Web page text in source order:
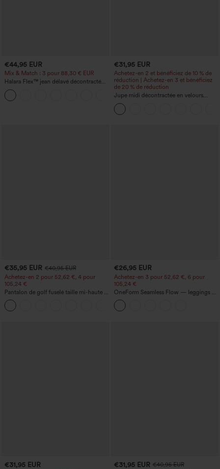
€44,95 EUR
Mix & Match : 3 pour 88,30 € EUR
Halara Flex™ jean délavé décontracté
taille haute à poches, coupe baggy à
jambe large
+2
€31,95 EUR
Achetez-en 2 et bénéficiez de 10 % de
réduction | Achetez-en 3 et bénéficiez
de 20 % de réduction
Jupe midi décontractée en velours
côtelé, taille mi-haute, poches avant
latérales à rabat
€35,95 EUR €40,95 EUR
Achetez-en 2 pour 52,62 €, 4 pour
105,24 €
Pantalon de golf fuselé taille mi-haute à
cordon, ourlet incurvé, séchage rapide,
avec poches — UPF40+
€26,95 EUR
Achetez-en 3 pour 52,62 €, 6 pour
105,24 €
OneForm Seamless Flow — leggings de
yoga sans coutures, taille mi-haute, effet
gainant pour le ventre et liftant pour les
fesses
€31,95 EUR €31,95 EUR €40,95 EUR